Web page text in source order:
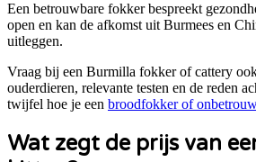
Een betrouwbare fokker bespreekt
open en kan de afkomst uit Burmees en
uitleggen.
Vraag bij een Burmilla fokker of cattery
ouderdieren, relevante testen en de reden
twijfel hoe je een broodfokker of
Wat zegt de prijs van